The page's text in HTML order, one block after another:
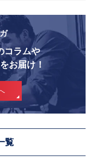
コラムや
お届け！
覧